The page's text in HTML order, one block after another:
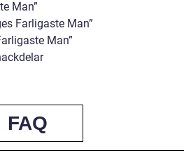
Man”
Farligaste Man”
Man”
FAQ